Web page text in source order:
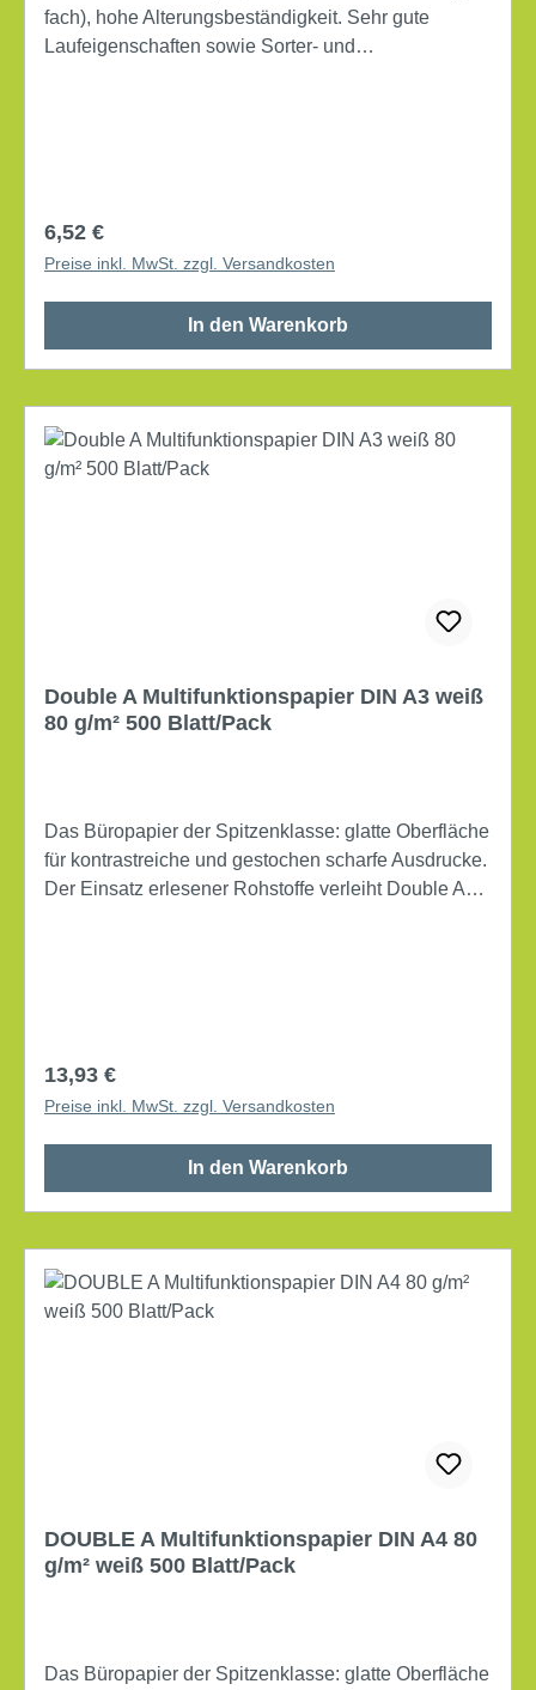
fach), hohe Alterungsbeständigkeit. Sehr gute
Laufeigenschaften sowie Sorter- und
Regulärer Preis:
6,52 €
Preise inkl. MwSt. zzgl. Versandkosten
In den Warenkorb
Double A Multifunktionspapier DIN A3 weiß
80 g/m² 500 Blatt/Pack
Das Büropapier der Spitzenklasse: glatte Oberfläche
für kontrastreiche und gestochen scharfe Ausdrucke.
Der Einsatz erlesener Rohstoffe verleiht Double A
Regulärer Preis:
13,93 €
Preise inkl. MwSt. zzgl. Versandkosten
In den Warenkorb
DOUBLE A Multifunktionspapier DIN A4 80
g/m² weiß 500 Blatt/Pack
Das Büropapier der Spitzenklasse: glatte Oberfläche